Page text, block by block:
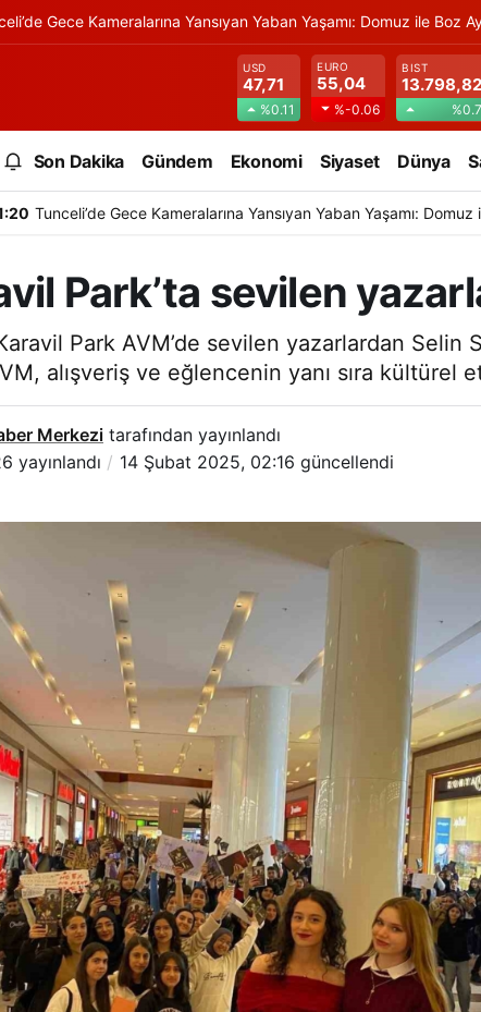
Gece Kameralarına Yansıyan Yaban Yaşamı: Domuz ile Boz
USD
47,71
%0.11
EURO
55,04
%-0.06
BIST
13.798,82
%0.7
Son Dakika Gündem Ekonomi Siyaset Dünya
Tunceli’de Gece Kameralarına Yansıyan Yaban Yaşamı: Domuz
Park’ta sevilen
Park AVM’de sevilen yazarlardan
alışveriş ve eğlencenin yanı sıra
Merkezi tarafından yayınlandı
yayınlandı 14 Şubat 2025, 02:16 güncellendi